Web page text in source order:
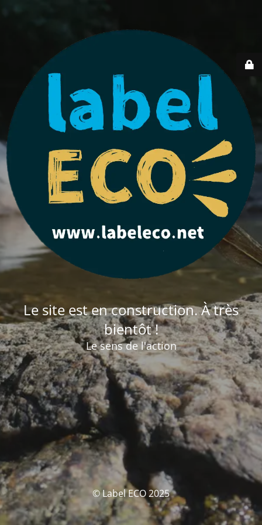
Le site est en construction. À très
bientôt !
Le sens de l'action
© Label ECO 2025